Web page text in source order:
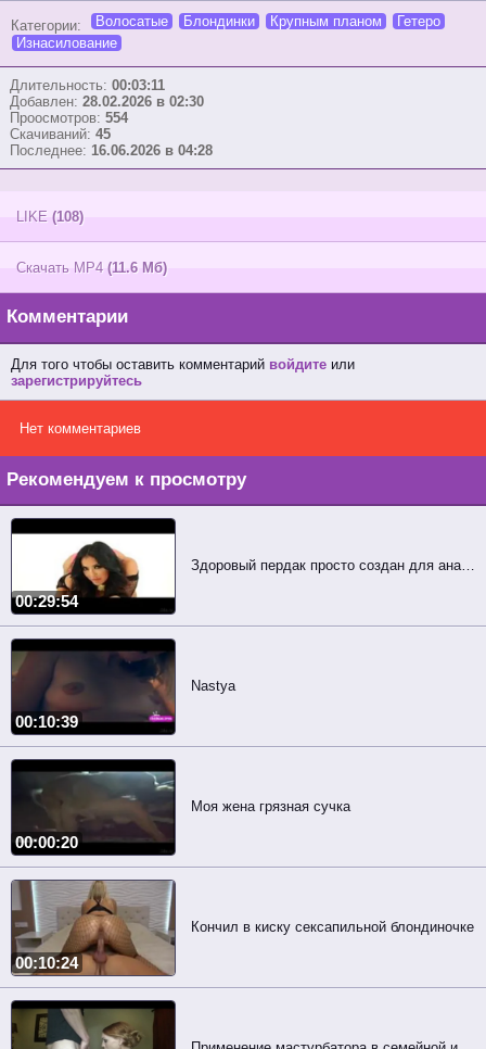
Категории: Волосатые Блондинки Крупным планом
Гетеро
Изнасилование
Длительность: 00:03:11
Добавлен: 28.02.2026 в 02:30
Проосмотров: 554
Скачиваний: 45
Последнее: 16.06.2026 в 04:28
LIKE (108)
Скачать MP4 (11.6 Мб)
Комментарии
Для того чтобы оставить комментарий войдите или
зарегистрируйтесь
Нет комментариев
Рекомендуем к просмотру
Здоровый пердак просто создан для анальной ебли
00:29:54
Nastya
00:10:39
Моя жена грязная сучка
00:00:20
Кончил в киску сексапильной блондиночке
00:10:24